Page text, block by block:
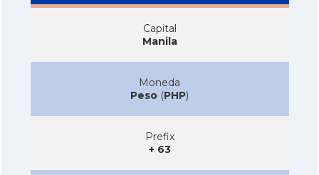
Capital
Manila
Moneda
Peso (PHP)
Prefix
+ 63